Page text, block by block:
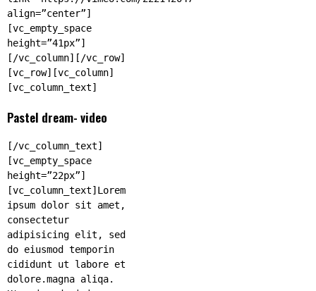
align=”center”]
[vc_empty_space
height=”41px”]
[/vc_column][/vc_row]
[vc_row][vc_column]
[vc_column_text]
Pastel dream- video
[/vc_column_text]
[vc_empty_space
height=”22px”]
[vc_column_text]Lorem
ipsum dolor sit amet,
consectetur
adipisicing elit, sed
do eiusmod temporin
cididunt ut labore et
dolore.magna aliqa.